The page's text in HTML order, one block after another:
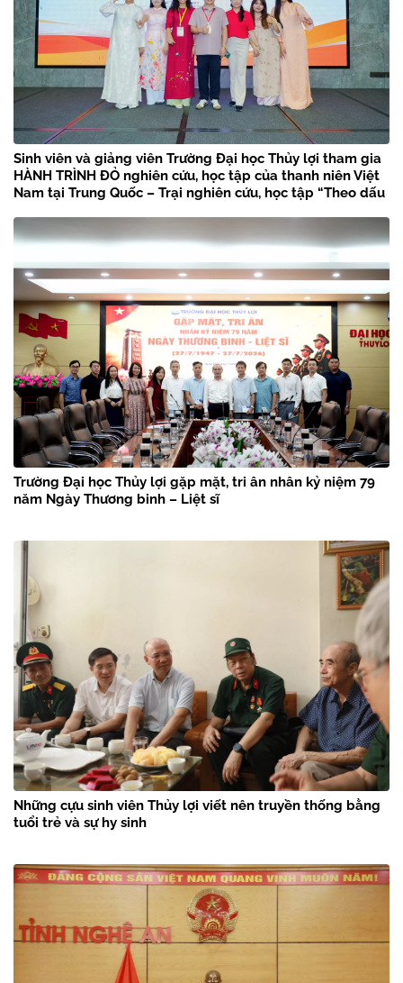
Sinh viên và giảng viên Trường Đại học Thủy lợi tham gia
HÀNH TRÌNH ĐỎ nghiên cứu, học tập của thanh niên Việt
Nam tại Trung Quốc – Trại nghiên cứu, học tập “Theo dấu
Trường Đại học Thủy lợi gặp mặt, tri ân nhân kỷ niệm 79
năm Ngày Thương binh – Liệt sĩ
Những cựu sinh viên Thủy lợi viết nên truyền thống bằng
tuổi trẻ và sự hy sinh